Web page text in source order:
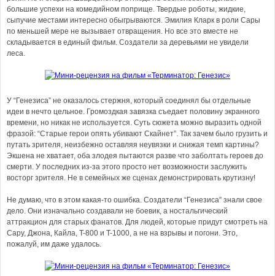
большие успехи на комедийном поприще. Твердые роботы, жидкие,
сыпучие местами интересно обыгрываются. Эмилия Кларк в роли Сары
по меньшей мере не вызывает отвращения. Но все это вместе не
складывается в единый фильм. Создатели за деревьями не увидели
леса.
У “Генезиса” не оказалось стержня, который соединял бы отдельные
идеи в нечто цельное. Громоздкая завязка съедает половину экранного
времени, но никак не используется. Суть сюжета можно выразить одной
фразой: “Старые герои опять убивают Скайнет”. Так зачем было грузить и
путать зрителя, неизбежно оставляя неувязки и снижая темп картины?
Экшена не хватает, оба злодея пытаются разве что заболтать героев до
смерти. У последних из-за этого просто нет возможности заслужить
восторг зрителя. Не в семейных же сценах демонстрировать крутизну!
Не думаю, что в этом какая-то ошибка. Создатели “Генезиса” знали свое
дело. Они изначально создавали не боевик, а ностальгический
аттракцион для старых фанатов. Для людей, которые придут смотреть на
Сару, Джона, Кайла, T-800 и T-1000, а не на взрывы и погони. Это,
пожалуй, им даже удалось.